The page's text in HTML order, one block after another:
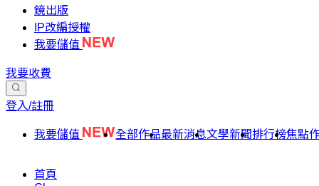
鏡出版
IP改編授權
我要儲值
我要收費
登入/註冊
我要儲值 全部作品最新消息文學新聞排行榜焦點
首頁